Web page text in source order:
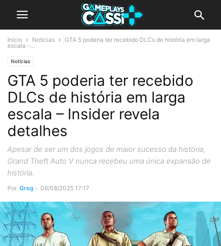
Início Notícias
GTA 5 poderia ter recebido DLCs de história em larga
escala –...
Notícias
GTA 5 poderia ter recebido
DLCs de história em larga
escala – Insider revela
detalhes
Apesar de ser um dos jogos de maior sucesso da história,
Grand Theft Auto V nunca recebeu uma única expansão de
história.
Por Greg - 06/08/2025 17:17